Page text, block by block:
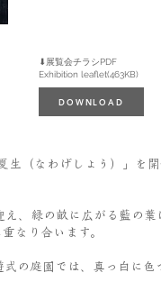
⬇︎展覧会チラシPDF
Exhibition leaflet(463KB)
DOWNLOAD
生（なわげしょう）」を開
、緑の畝に広がる藍の葉
なり合います。
の庭園では、真っ白に色